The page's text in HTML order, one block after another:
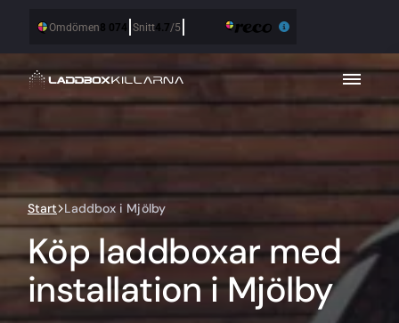
Start Laddbox i Mjölby
Köp laddboxar med
installation i Mjölby